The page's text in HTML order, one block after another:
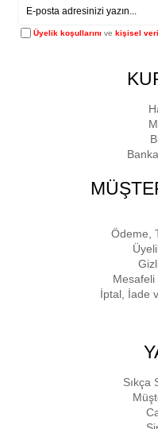
Üyelik koşullarını vekişisel
Ödeme,
Mesafeli
İptal, İade
Sıkça